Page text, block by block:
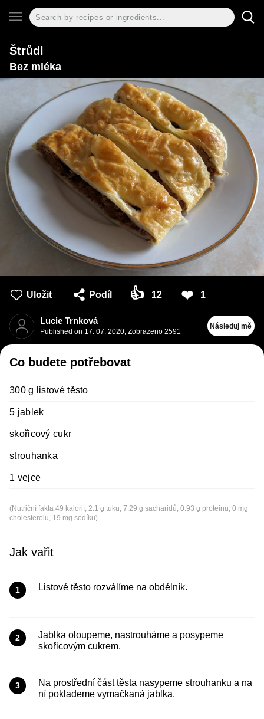
Štrůdl
Bez mléka
Uložit Podíl 👍 12 ❤ 1
Lucie Trnková
Published on 17. 07. 2020, Zobrazeno 2591
Následuj mě
Co budete potřebovat
300 g listové těsto
5 jablek
skořicový cukr
strouhanka
1 vejce
(Nutriční fakta 49 kalorií, 2.1 g tuku, 7.29 g sacharidů, 0.93 g proteinu, 0 mg
cholesterolu, 19 mg sodíku)
Jak vařit
1 Listové těsto rozválíme na obdélník.
2
Jablka oloupeme, nastrouháme a posypeme
skořicovým cukrem.
3
Na prostřední část těsta nasypeme strouhanku a na
ní poklademe vymačkaná jablka.